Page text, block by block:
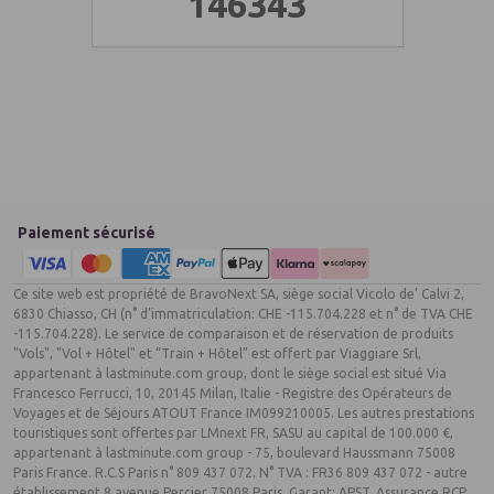
Paiement sécurisé
Ce site web est propriété de BravoNext SA, siège social Vicolo de’ Calvi 2,
6830 Chiasso, CH (n° d’immatriculation: CHE -115.704.228 et n° de TVA CHE
-115.704.228). Le service de comparaison et de réservation de produits
"Vols", "Vol + Hôtel" et “Train + Hôtel” est offert par Viaggiare Srl,
appartenant à lastminute.com group, dont le siège social est situé Via
Francesco Ferrucci, 10, 20145 Milan, Italie - Registre des Opérateurs de
Voyages et de Séjours ATOUT France IM099210005. Les autres prestations
touristiques sont offertes par LMnext FR, SASU au capital de 100.000 €,
appartenant à lastminute.com group - 75, boulevard Haussmann 75008
Paris France. R.C.S Paris n° 809 437 072. N° TVA : FR36 809 437 072 - autre